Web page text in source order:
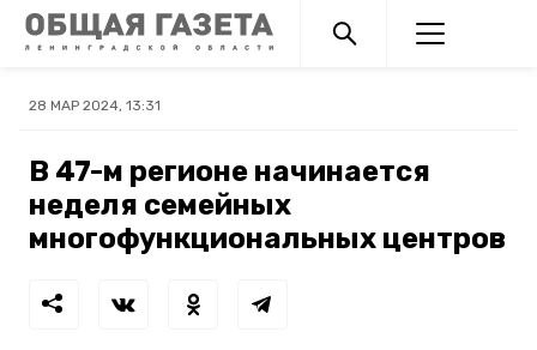
28 МАР 2024, 13:31
В 47-м регионе начинается
неделя семейных
многофункциональных центров